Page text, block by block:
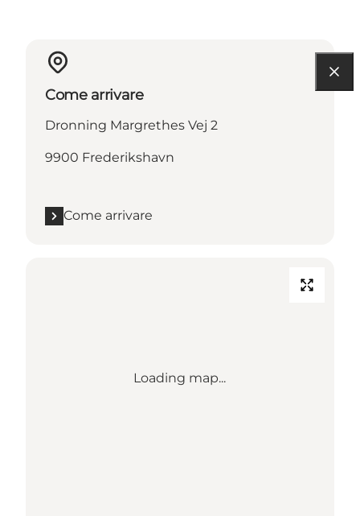
Come arrivare
Dronning Margrethes Vej 2
9900 Frederikshavn
Come arrivare
Loading map...